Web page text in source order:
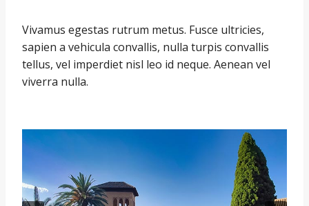
Vivamus egestas rutrum metus. Fusce ultricies,
sapien a vehicula convallis, nulla turpis convallis
tellus, vel imperdiet nisl leo id neque. Aenean vel
viverra nulla.